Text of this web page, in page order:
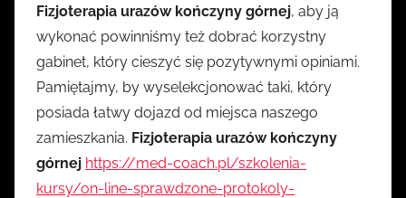
Fizjoterapia urazów kończyny górnej, aby ją
wykonać powinniśmy też dobrać korzystny
gabinet, który cieszyć się pozytywnymi opiniami.
Pamiętajmy, by wyselekcjonować taki, który
posiada łatwy dojazd od miejsca naszego
zamieszkania. Fizjoterapia urazów kończyny
górnej https://med-coach.pl/szkolenia-
kursy/on-line-sprawdzone-protokoly-